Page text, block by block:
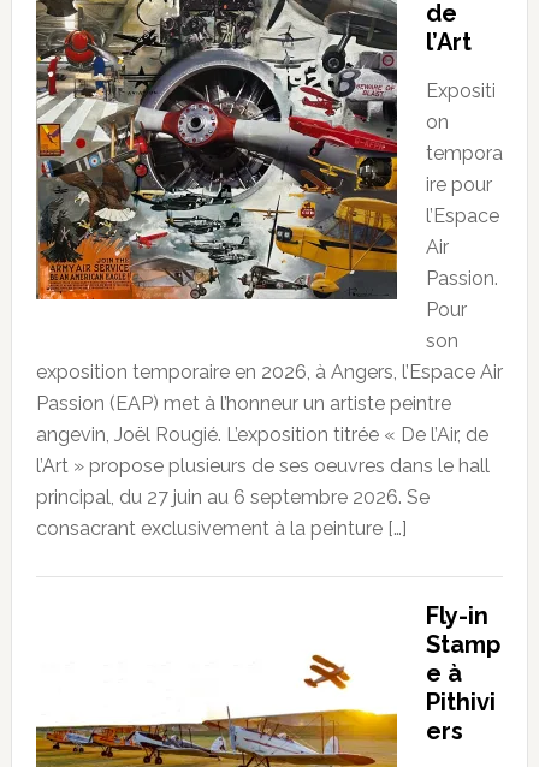
de
l’Art
Expositi
on
tempora
ire pour
l’Espace
Air
Passion.
Pour
son
exposition temporaire en 2026, à Angers, l’Espace Air
Passion (EAP) met à l’honneur un artiste peintre
angevin, Joël Rougié. L’exposition titrée « De l’Air, de
l’Art » propose plusieurs de ses oeuvres dans le hall
principal, du 27 juin au 6 septembre 2026. Se
consacrant exclusivement à la peinture […]
Fly-in
Stamp
e à
Pithivi
ers